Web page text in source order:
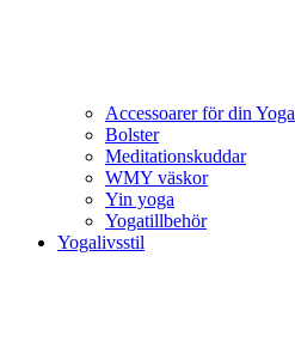
Accessoarer för din Yoga
Bolster
Meditationskuddar
WMY väskor
Yin yoga
Yogatillbehör
Yogalivsstil